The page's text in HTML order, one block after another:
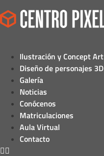
Ilustración y Concept Art
Diseño de personajes 3D
Galería
Noticias
Conócenos
Matriculaciones
Aula Virtual
Contacto